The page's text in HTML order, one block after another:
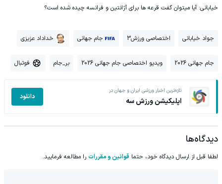
خیابانی: آیا میتوان گفت قرعه ها برای آژانتین و فرانسه چیده شده است؟
جواد خیابانی اختصاصی ورزش3 جام جهانی خداداد عزیزی
جام جهانی 2026 ویدیو اختصاصی جام جهانی 2026 بر_جام فوتبال
تازه‌ترین اخبار ورزشی ایران و جهان در
اپلیکیشن ورزش سه دانلود
دیدگاه‌ها
لطفا قبل از ارسال دیدگاه خود، حتما قوانین و مقررات را مطالعه فرمایید.